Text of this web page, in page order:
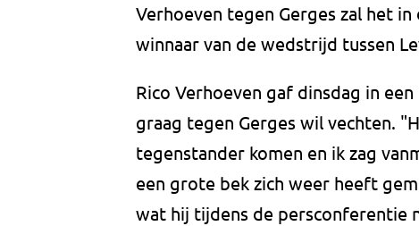
Verhoeven tegen Gerges zal het
winnaar van de wedstrijd tussen
Rico Verhoeven gaf dinsdag in
graag tegen Gerges wil vechten.
tegenstander komen en ik zag
een grote bek zich weer heeft
wat hij tijdens de persconferentie